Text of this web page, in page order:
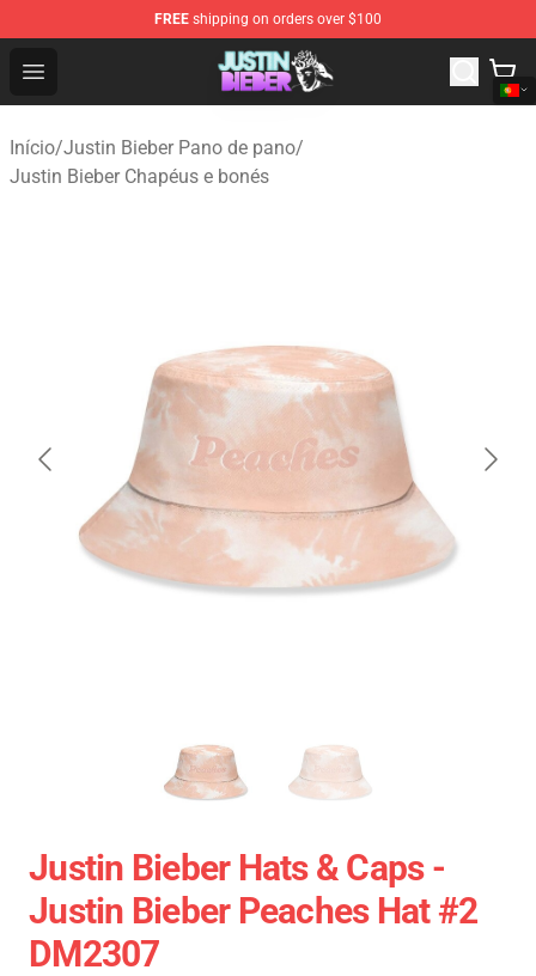
FREE shipping on orders over $100
Open menu
Justin Bieber Store - Official Justin Bieber Merchandise
Início/Justin Bieber Pano de pano/
Justin Bieber Chapéus e bonés
Justin Bieber Hats & Caps -
Justin Bieber Peaches Hat #2
DM2307